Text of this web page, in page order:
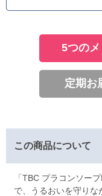
5つの
定期お
この商品について
「TBC プラコンソー
で、うるおいを守りな